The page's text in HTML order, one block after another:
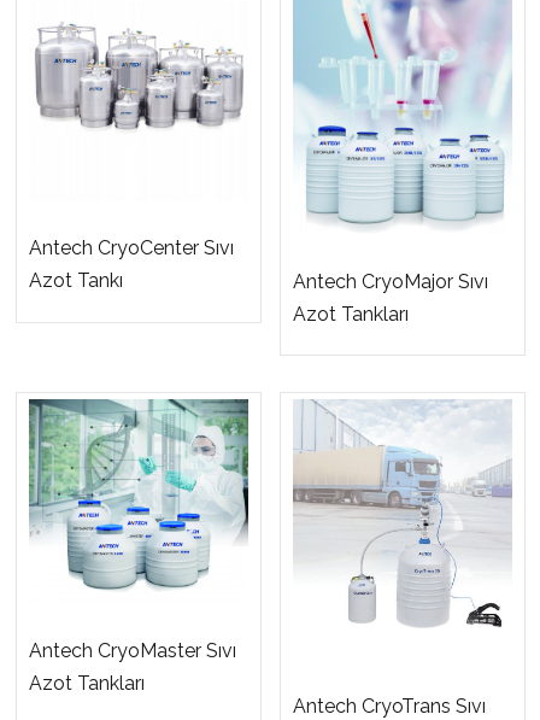
Antech CryoCenter Sıvı
Azot Tankı
Antech CryoMajor Sıvı
Azot Tankları
Antech CryoMaster Sıvı
Azot Tankları
Antech CryoTrans Sıvı